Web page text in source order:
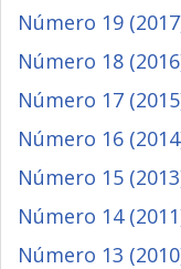
Número 19
Número 18
Número 17
Número 16
Número 15
Número 14
Número 13